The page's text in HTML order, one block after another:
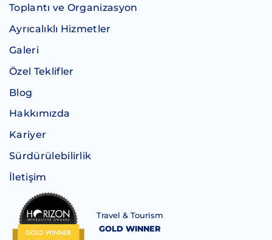
Toplantı ve Organizasyon
Ayrıcalıklı Hizmetler
Galeri
Özel Teklifler
Blog
Hakkımızda
Kariyer
Sürdürülebilirlik
İletişim
Travel & Tourism
GOLD WINNER